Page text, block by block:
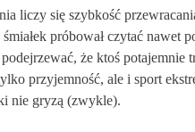
liczy się szybkość
próbował czytać nawet
że ktoś
przyjemność, ale i sport
nie gryzą (zwykle).